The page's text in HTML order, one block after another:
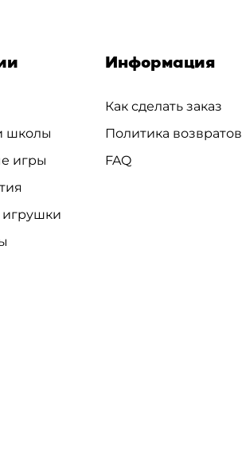
школы
игры
Информация
Как сделать заказ
Политика возвратов
FAQ